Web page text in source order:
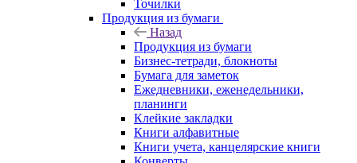
Точилки
Продукция из бумаги
Назад
Продукция из бумаги
Бизнес-тетради, блокноты
Бумага для заметок
Ежедневники, еженедельники,
планинги
Клейкие закладки
Книги алфавитные
Книги учета, канцелярские книги